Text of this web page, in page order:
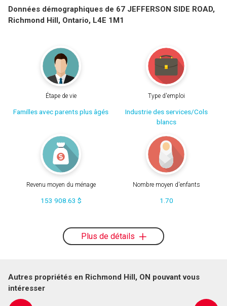
Données démographiques de 67 JEFFERSON SIDE ROAD,
Richmond Hill, Ontario, L4E 1M1
Étape de vie
Familles avec parents plus âgés
Type d'emploi
Industrie des services/Cols
blancs
Revenu moyen du ménage
153 908.63 $
Nombre moyen d'enfants
1.70
Plus de détails
Autres propriétés en Richmond Hill, ON pouvant vous
intéresser